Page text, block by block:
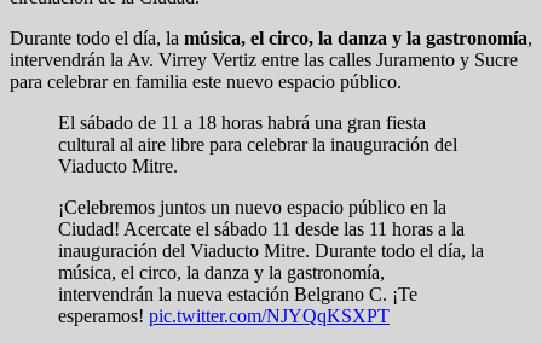
Durante todo el día, la música, el circo, la danza y la gastronomía,
intervendrán la Av. Virrey Vertiz entre las calles Juramento y Sucre
para celebrar en familia este nuevo espacio público.
El sábado de 11 a 18 horas habrá una gran fiesta
cultural al aire libre para celebrar la inauguración del
Viaducto Mitre.
¡Celebremos juntos un nuevo espacio público en la
Ciudad! Acercate el sábado 11 desde las 11 horas a la
inauguración del Viaducto Mitre. Durante todo el día, la
música, el circo, la danza y la gastronomía,
intervendrán la nueva estación Belgrano C. ¡Te
esperamos! pic.twitter.com/NJYQqKSXPT